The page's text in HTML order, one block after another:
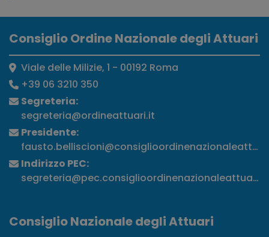
Consiglio Ordine Nazionale degli Attuari
Viale delle Milizie, 1 - 00192 Roma
+39 06 3210 350
Segreteria:
segreteria@ordineattuari.it
Presidente:
Indirizzo PEC:
segreteria@pec.consiglioordinenazionaleattuari.it
Consiglio Nazionale degli Attuari